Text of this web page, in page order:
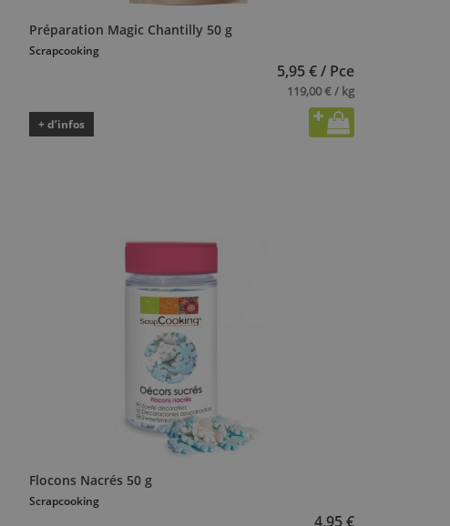
Préparation Magic Chantilly 50 g
Scrapcooking
5,95 € / Pce
119,00 € / kg
+ d’infos
Flocons Nacrés 50 g
Scrapcooking
4,95 €